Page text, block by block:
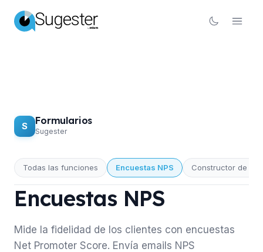
S Formularios
Sugester
Todas las funciones Encuestas NPS Constructor de
FORMULARIOS
Encuestas NPS
Mide la fidelidad de los clientes con encuestas
Net Promoter Score. Envía emails NPS